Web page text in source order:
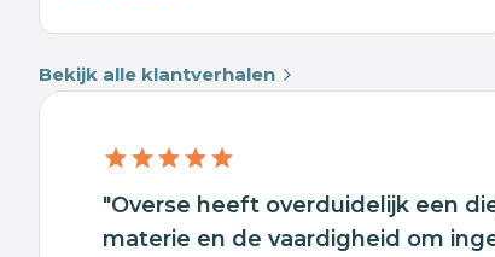
Bekijk alle klantverhalen
"Overse heeft overduidelijk een
materie en de vaardigheid om